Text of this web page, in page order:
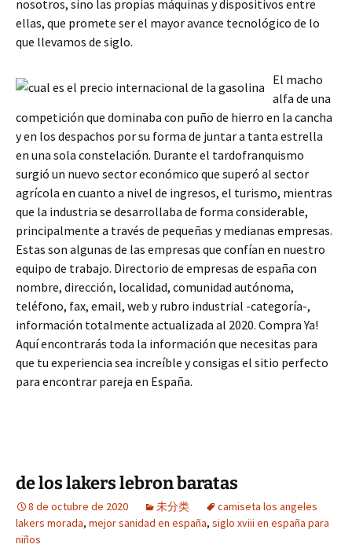
nosotros, sino las propias máquinas y dispositivos entre
ellas, que promete ser el mayor avance tecnológico de lo
que llevamos de siglo.
El macho
alfa de una
competición que dominaba con puño de hierro en la cancha
y en los despachos por su forma de juntar a tanta estrella
en una sola constelación. Durante el tardofranquismo
surgió un nuevo sector económico que superó al sector
agrícola en cuanto a nivel de ingresos, el turismo, mientras
que la industria se desarrollaba de forma considerable,
principalmente a través de pequeñas y medianas empresas.
Estas son algunas de las empresas que confían en nuestro
equipo de trabajo. Directorio de empresas de españa con
nombre, dirección, localidad, comunidad autónoma,
teléfono, fax, email, web y rubro industrial -categoría-,
información totalmente actualizada al 2020. Compra Ya!
Aquí encontrarás toda la información que necesitas para
que tu experiencia sea increíble y consigas el sitio perfecto
para encontrar pareja en España.
de los lakers lebron baratas
8 de octubre de 2020 未分类
camiseta los angeles
lakers morada, mejor sanidad en españa, siglo xviii en españa para
niños